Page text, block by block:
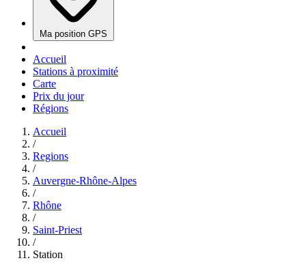
Ma position GPS
Accueil
Stations à proximité
Carte
Prix du jour
Régions
Accueil
/
Regions
/
Auvergne-Rhône-Alpes
/
Rhône
/
Saint-Priest
/
Station